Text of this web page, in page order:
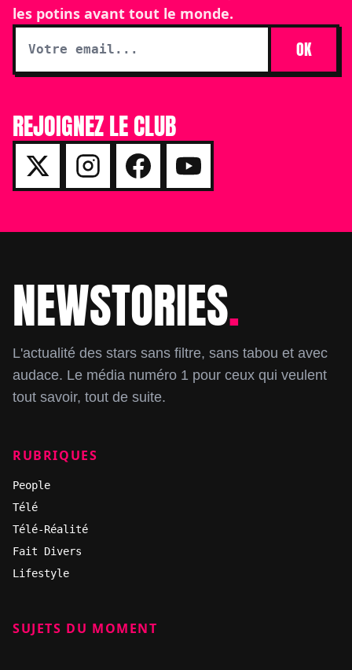
les potins avant tout le monde.
OK
REJOIGNEZ LE CLUB
FooterNEWSTORIES.
L'actualité des stars sans filtre, sans tabou et avec
audace. Le média numéro 1 pour ceux qui veulent
tout savoir, tout de suite.
RUBRIQUES
People
Télé
Télé-Réalité
Fait Divers
Lifestyle
SUJETS DU MOMENT